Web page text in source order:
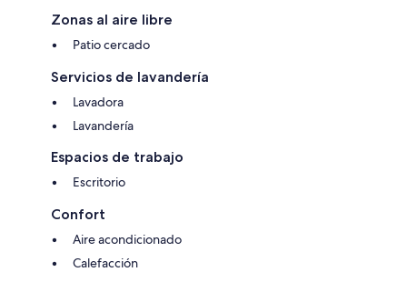
Zonas al aire libre
Patio cercado
Servicios de lavandería
Lavadora
Lavandería
Espacios de trabajo
Escritorio
Confort
Aire acondicionado
Calefacción